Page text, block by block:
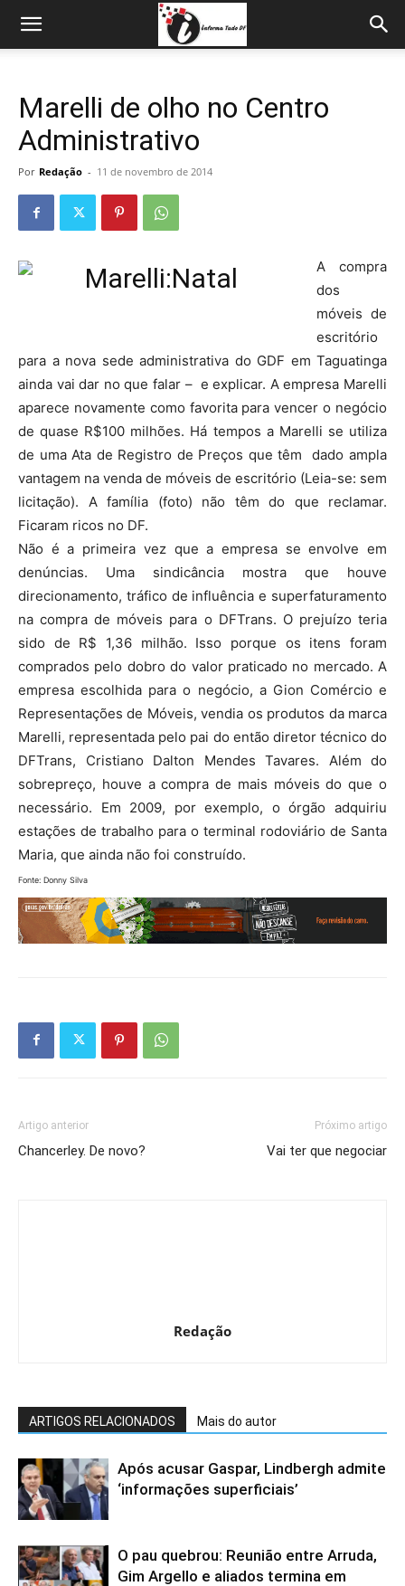
Marelli de olho no Centro
Administrativo
Por Redação - 11 de novembro de 2014
A compra
dos
móveis de
escritório
para a nova sede administrativa do GDF em Taguatinga
ainda vai dar no que falar – e explicar. A empresa Marelli
aparece novamente como favorita para vencer o negócio
de quase R$100 milhões. Há tempos a Marelli se utiliza
de uma Ata de Registro de Preços que têm dado ampla
vantagem na venda de móveis de escritório (Leia-se: sem
licitação). A família (foto) não têm do que reclamar.
Ficaram ricos no DF.
Não é a primeira vez que a empresa se envolve em
denúncias. Uma sindicância mostra que houve
direcionamento, tráfico de influência e superfaturamento
na compra de móveis para o DFTrans. O prejuízo teria
sido de R$ 1,36 milhão. Isso porque os itens foram
comprados pelo dobro do valor praticado no mercado. A
empresa escolhida para o negócio, a Gion Comércio e
Representações de Móveis, vendia os produtos da marca
Marelli, representada pelo pai do então diretor técnico do
DFTrans, Cristiano Dalton Mendes Tavares. Além do
sobrepreço, houve a compra de mais móveis do que o
necessário. Em 2009, por exemplo, o órgão adquiriu
estações de trabalho para o terminal rodoviário de Santa
Maria, que ainda não foi construído.
Fonte: Donny Silva
Artigo anterior
Chancerley. De novo?
Próximo artigo
Vai ter que negociar
Redação
ARTIGOS RELACIONADOS Mais do autor
Após acusar Gaspar, Lindbergh admite
‘informações superficiais’
O pau quebrou: Reunião entre Arruda,
Gim Argello e aliados termina em